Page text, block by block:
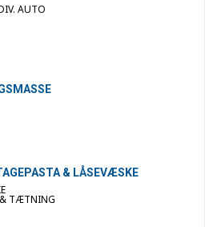
AUTO
& LÅSEVÆSKE
& TÆTNING